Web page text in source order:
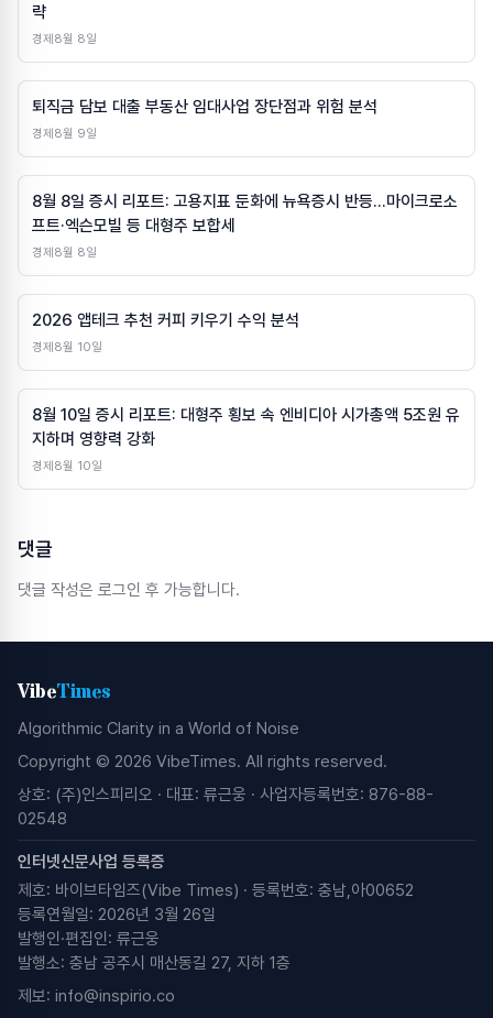
략
경제 8월 8일
퇴직금 담보 대출 부동산 임대사업 장단점과 위험 분석
경제 8월 9일
8월 8일 증시 리포트: 고용지표 둔화에 뉴욕증시 반등…마이크로소
프트·엑슨모빌 등 대형주 보합세
경제 8월 8일
2026 앱테크 추천 커피 키우기 수익 분석
경제 8월 10일
8월 10일 증시 리포트: 대형주 횡보 속 엔비디아 시가총액 5조원 유
지하며 영향력 강화
경제 8월 10일
댓글
댓글 작성은 로그인 후 가능합니다.
VibeTimes
Algorithmic Clarity in a World of Noise
Copyright © 2026 VibeTimes. All rights reserved.
상호: (주)인스피리오 · 대표: 류근웅 · 사업자등록번호: 876-88-
02548
인터넷신문사업 등록증
제호: 바이브타임즈(Vibe Times) · 등록번호: 충남,아00652
등록연월일: 2026년 3월 26일
발행인·편집인: 류근웅
발행소: 충남 공주시 매산동길 27, 지하 1층
제보: info@inspirio.co